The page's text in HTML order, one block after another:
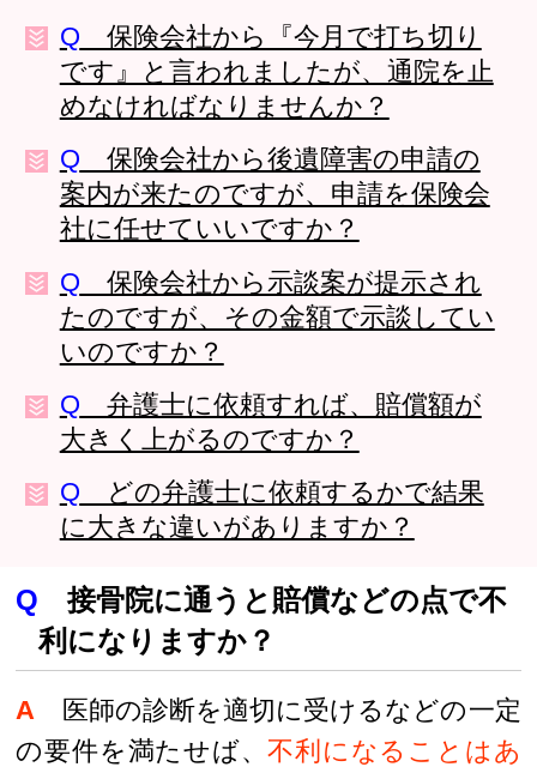
Q 保険会社から『今月で打ち切り
です』と言われましたが、通院を止
めなければなりませんか？
Q 保険会社から後遺障害の申請の
案内が来たのですが、申請を保険会
社に任せていいですか？
Q 保険会社から示談案が提示され
たのですが、その金額で示談してい
いのですか？
Q 弁護士に依頼すれば、賠償額が
大きく上がるのですか？
Q どの弁護士に依頼するかで結果
に大きな違いがありますか？
Q 接骨院に通うと賠償などの点で不
利になりますか？
A 医師の診断を適切に受けるなどの一定
の要件を満たせば、不利になることはあ